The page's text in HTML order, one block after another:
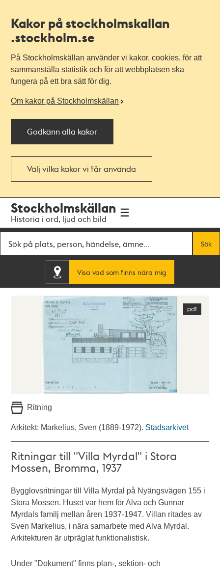
Kakor på stockholmskallan
.stockholm.se
På Stockholmskällan använder vi kakor, cookies, för att
sammanställa statistik och för att webbplatsen ska
fungera på ett bra sätt för dig.
Om kakor på Stockholmskällan
Godkänn alla kakor
Välj vilka kakor vi får använda
navigationen
huvudinnehållet
Stockholmskällan
Historia i ord, ljud och bild
Sök
Visa vad som finns nära mig
Ritning
Arkitekt: Markelius, Sven (1889-1972). Stadsarkivet
Ritningar till "Villa Myrdal" i Stora
Mossen, Bromma, 1937
Bygglovsritningar till Villa Myrdal på Nyängsvägen 155 i
Stora Mossen. Huset var hem för Alva och Gunnar
Myrdals familj mellan åren 1937-1947. Villan ritades av
Sven Markelius, i nära samarbete med Alva Myrdal.
Arkitekturen är utpräglat funktionalistisk.
Under "Dokument" finns plan-, sektion- och